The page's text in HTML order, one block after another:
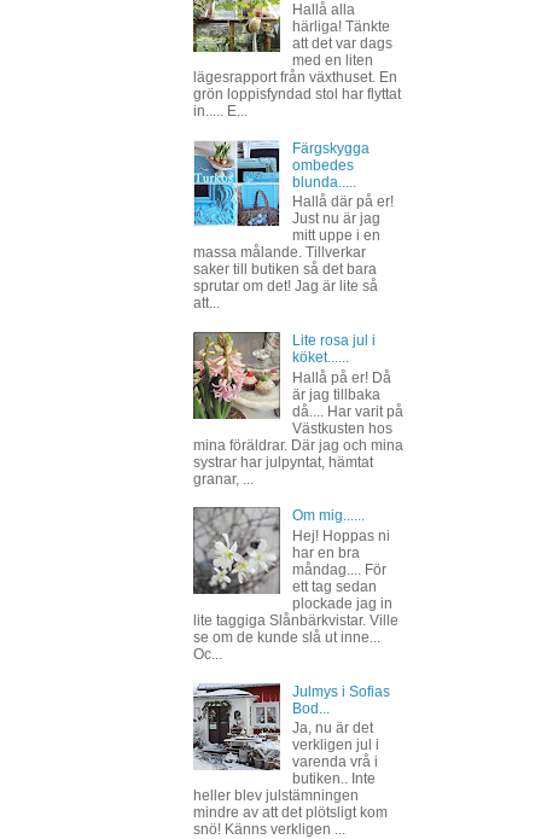
Hallå alla
härliga! Tänkte
att det var dags
med en liten
lägesrapport från växthuset. En
grön loppisfyndad stol har flyttat
in..... E...
Färgskygga
ombedes
blunda.....
Hallå där på er!
Just nu är jag
mitt uppe i en
massa målande. Tillverkar
saker till butiken så det bara
sprutar om det! Jag är lite så
att...
Lite rosa jul i
köket......
Hallå på er! Då
är jag tillbaka
då.... Har varit på
Västkusten hos
mina föräldrar. Där jag och mina
systrar har julpyntat, hämtat
granar, ...
Om mig......
Hej! Hoppas ni
har en bra
måndag.... För
ett tag sedan
plockade jag in
lite taggiga Slånbärkvistar. Ville
se om de kunde slå ut inne...
Oc...
Julmys i Sofias
Bod...
Ja, nu är det
verkligen jul i
varenda vrå i
butiken.. Inte
heller blev julstämningen
mindre av att det plötsligt kom
snö! Känns verkligen ...